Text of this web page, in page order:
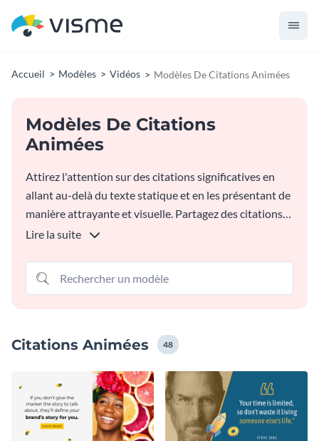
Accueil Modèles Vidéos Modèles De Citations Animées
Modèles De Citations
Animées
Attirez l'attention sur des citations significatives en
allant au-delà du texte statique et en les présentant de
manière attrayante et visuelle. Partagez des citations
de leaders de l'industrie, de célébrités et d'influenceurs
et donnez vie à vos réseaux sociaux.
Lire la suite
Citations Animées 48